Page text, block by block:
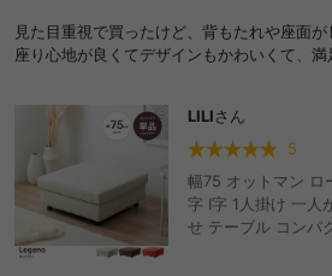
サイドテーブル ボ
フィス 事務所
見た目重視で買ったけど、背もたれや座面が
座り心地が良くてデザインもかわいくて、満
LILIさん
5
幅75 オットマン ロ
字 I字 1人掛け 一人
せ テーブル コンパ